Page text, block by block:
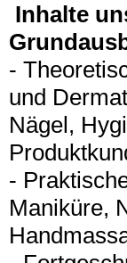
Inhalte
-
und
Nägel,
-
Maniküre,